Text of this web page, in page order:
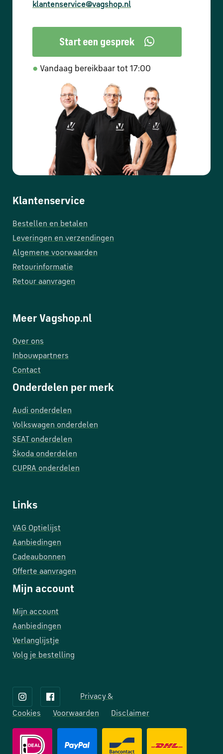
klantenservice@vagshop.nl
● Vandaag bereikbaar tot 17:00
Klantenservice
Bestellen en betalen
Leveringen en verzendingen
Algemene voorwaarden
Retourinformatie
Retour aanvragen
Meer Vagshop.nl
Over ons
Inbouwpartners
Contact
Onderdelen per merk
Audi onderdelen
Volkswagen onderdelen
SEAT onderdelen
Škoda onderdelen
CUPRA onderdelen
Links
VAG Optielijst
Aanbiedingen
Cadeaubonnen
Offerte aanvragen
Mijn account
Mijn account
Aanbiedingen
Verlanglijstje
Volg je bestelling
Privacy &
Cookies Voorwaarden Disclaimer